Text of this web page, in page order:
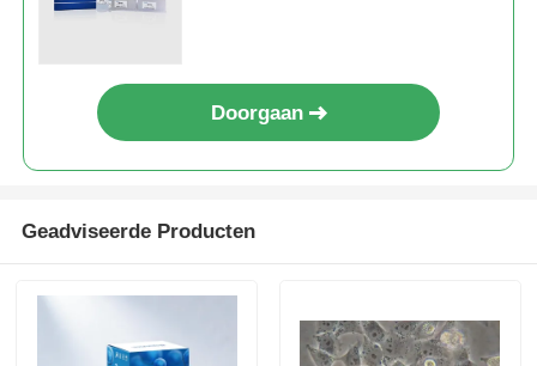
Doorgaan
Geadviseerde Producten